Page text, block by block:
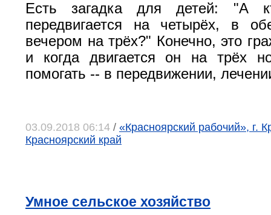
Есть загадка для детей: "А
передвигается на четырёх, в
вечером на трёх?" Конечно, это
и когда двигается он на трёх
помогать -- в передвижении,
03.09.2018 06:14 / «Красноярский рабочий», г.
Красноярский край
Умное сельское хозяйство